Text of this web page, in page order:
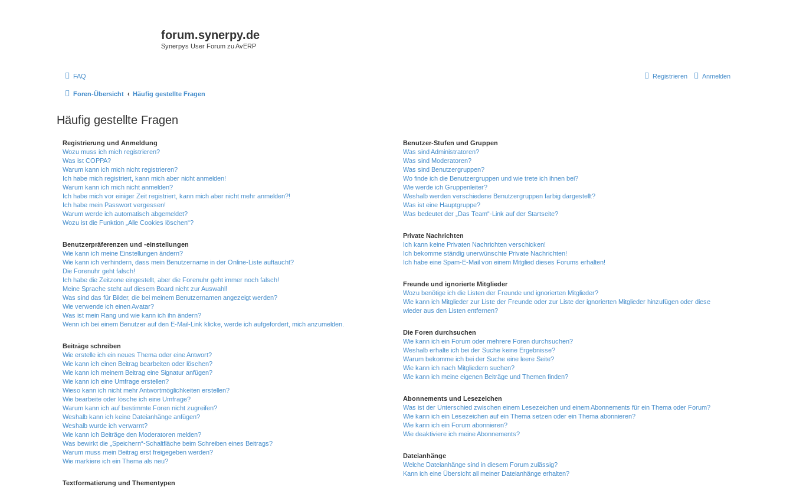
forum.synerpy.de
Synerpys User Forum zu AvERP
FAQ Anmelden
Registrieren
Foren-Übersicht Häufig gestellte Fragen
Häufig gestellte Fragen
Registrierung und Anmeldung
Wozu muss ich mich registrieren?
Was ist COPPA?
Warum kann ich mich nicht registrieren?
Ich habe mich registriert, kann mich aber nicht anmelden!
Warum kann ich mich nicht anmelden?
Ich habe mich vor einiger Zeit registriert, kann mich aber nicht mehr anmelden?!
Ich habe mein Passwort vergessen!
Warum werde ich automatisch abgemeldet?
Wozu ist die Funktion „Alle Cookies löschen“?
Benutzerpräferenzen und -einstellungen
Wie kann ich meine Einstellungen ändern?
Wie kann ich verhindern, dass mein Benutzername in der Online-Liste auftaucht?
Die Forenuhr geht falsch!
Ich habe die Zeitzone eingestellt, aber die Forenuhr geht immer noch falsch!
Meine Sprache steht auf diesem Board nicht zur Auswahl!
Was sind das für Bilder, die bei meinem Benutzernamen angezeigt werden?
Wie verwende ich einen Avatar?
Was ist mein Rang und wie kann ich ihn ändern?
Wenn ich bei einem Benutzer auf den E-Mail-Link klicke, werde ich aufgefordert, mich anzumelden.
Beiträge schreiben
Wie erstelle ich ein neues Thema oder eine Antwort?
Wie kann ich einen Beitrag bearbeiten oder löschen?
Wie kann ich meinem Beitrag eine Signatur anfügen?
Wie kann ich eine Umfrage erstellen?
Wieso kann ich nicht mehr Antwortmöglichkeiten erstellen?
Wie bearbeite oder lösche ich eine Umfrage?
Warum kann ich auf bestimmte Foren nicht zugreifen?
Weshalb kann ich keine Dateianhänge anfügen?
Weshalb wurde ich verwarnt?
Wie kann ich Beiträge den Moderatoren melden?
Was bewirkt die „Speichern“-Schaltfläche beim Schreiben eines Beitrags?
Warum muss mein Beitrag erst freigegeben werden?
Wie markiere ich ein Thema als neu?
Textformatierung und Thementypen
Benutzer-Stufen und Gruppen
Was sind Administratoren?
Was sind Moderatoren?
Was sind Benutzergruppen?
Wo finde ich die Benutzergruppen und wie trete ich ihnen bei?
Wie werde ich Gruppenleiter?
Weshalb werden verschiedene Benutzergruppen farbig dargestellt?
Was ist eine Hauptgruppe?
Was bedeutet der „Das Team“-Link auf der Startseite?
Private Nachrichten
Ich kann keine Privaten Nachrichten verschicken!
Ich bekomme ständig unerwünschte Private Nachrichten!
Ich habe eine Spam-E-Mail von einem Mitglied dieses Forums erhalten!
Freunde und ignorierte Mitglieder
Wozu benötige ich die Listen der Freunde und ignorierten Mitglieder?
Wie kann ich Mitglieder zur Liste der Freunde oder zur Liste der ignorierten Mitglieder hinzufügen oder diese
wieder aus den Listen entfernen?
Die Foren durchsuchen
Wie kann ich ein Forum oder mehrere Foren durchsuchen?
Weshalb erhalte ich bei der Suche keine Ergebnisse?
Warum bekomme ich bei der Suche eine leere Seite?
Wie kann ich nach Mitgliedern suchen?
Wie kann ich meine eigenen Beiträge und Themen finden?
Abonnements und Lesezeichen
Was ist der Unterschied zwischen einem Lesezeichen und einem Abonnements für ein Thema oder Forum?
Wie kann ich ein Lesezeichen auf ein Thema setzen oder ein Thema abonnieren?
Wie kann ich ein Forum abonnieren?
Wie deaktiviere ich meine Abonnements?
Dateianhänge
Welche Dateianhänge sind in diesem Forum zulässig?
Kann ich eine Übersicht all meiner Dateianhänge erhalten?